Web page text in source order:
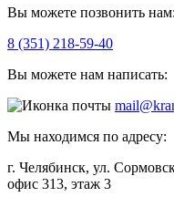
Вы можете позвонить нам:
8 (351) 218-59-40
Вы можете нам написать:
Мы находимся по адресу:
г. Челябинск, ул.
офис 313, этаж 3